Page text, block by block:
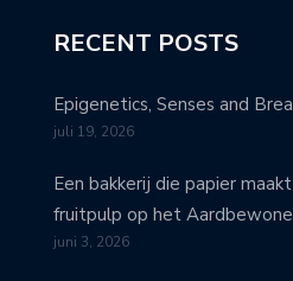
RECENT POSTS
Epigenetics, Senses and
juli 19, 2026
Een bakkerij die papier
fruitpulp op het
juni 3, 2026